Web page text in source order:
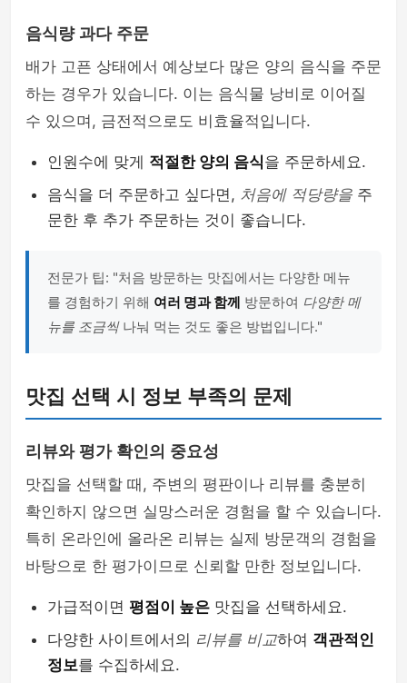
음식량 과다 주문
배가 고픈 상태에서 예상보다 많은 양의 음식을 주문
하는 경우가 있습니다. 이는 음식물 낭비로 이어질
수 있으며, 금전적으로도 비효율적입니다.
인원수에 맞게 적절한 양의 음식을 주문하세요.
음식을 더 주문하고 싶다면, 처음에 적당량을 주
문한 후 추가 주문하는 것이 좋습니다.
전문가 팁: "처음 방문하는 맛집에서는 다양한 메뉴
를 경험하기 위해 여러 명과 함께 방문하여 다양한 메
뉴를 조금씩나눠 먹는 것도 좋은 방법입니다."
맛집 선택 시 정보 부족의 문제
리뷰와 평가 확인의 중요성
맛집을 선택할 때, 주변의 평판이나 리뷰를 충분히
확인하지 않으면 실망스러운 경험을 할 수 있습니다.
특히 온라인에 올라온 리뷰는 실제 방문객의 경험을
바탕으로 한 평가이므로 신뢰할 만한 정보입니다.
가급적이면 평점이 높은 맛집을 선택하세요.
다양한 사이트에서의 리뷰를 비교하여 객관적인
정보를 수집하세요.